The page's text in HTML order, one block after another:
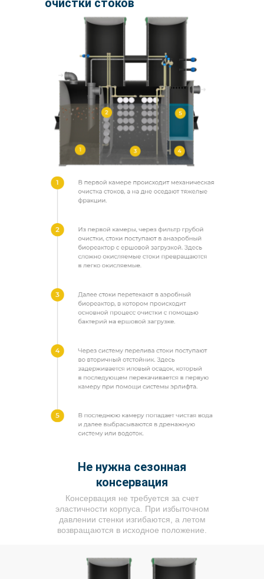
очистки стоков
Не нужна сезонная
консервация
Консервация не требуется за счет
эластичности корпуса. При избыточном
давлении стенки изгибаются, а летом
возвращаются в исходное положение.